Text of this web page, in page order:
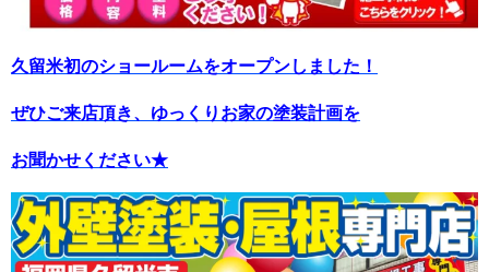
久留米初のショールームをオープンしました！
ぜひご来店頂き、ゆっくりお家の塗装計画を
お聞かせください★